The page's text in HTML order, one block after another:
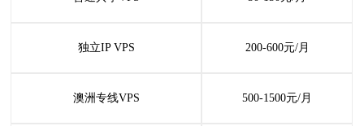
独立IP VPS 200-600元/月
澳洲专线VPS 500-1500元/月